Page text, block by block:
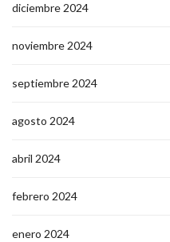
diciembre 2024
noviembre 2024
septiembre 2024
agosto 2024
abril 2024
febrero 2024
enero 2024